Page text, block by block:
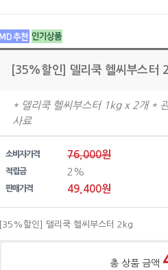
[35%할인] 델리쿡 헬씨부스터
* 델리쿡 헬씨부스터 1kg x 2개 *
사료
소비자가격 76,000원
적립금 2%
판매가격 49,400원
[35%할인] 델리쿡 헬씨부스터 2kg
총 상품 금액